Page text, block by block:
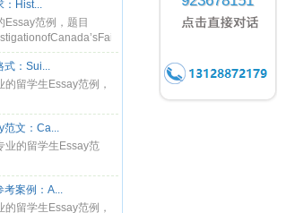
：Hist...
Essay范例，题目
式：Sui...
留学生Essay范例，
（加
范文：Ca...
业的留学生Essay范
（加拿大
大接受来自世界各地
要的......
考案例：A...
留学生Essay范例，